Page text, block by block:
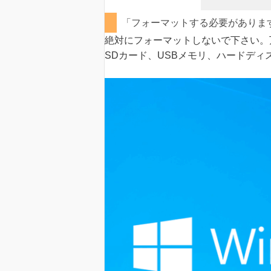
「フォーマットする必要があり
絶対にフォーマットしないで下さい
SDカード、USBメモリ、ハードディ